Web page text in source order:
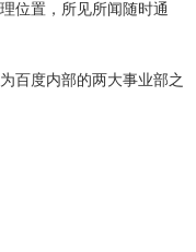
位置，所见所闻随时通
百度内部的两大事业部之